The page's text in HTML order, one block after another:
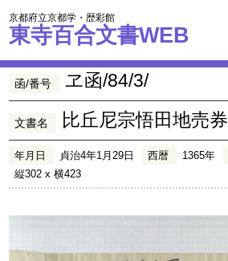
京都府立京都学・歴彩館
東寺百合文書WEB
函/番号 ヱ函/84/3/
文書名 比丘尼宗悟田地売券
年月日 貞治4年1月29日 西暦 1365年
縦302 x 横423